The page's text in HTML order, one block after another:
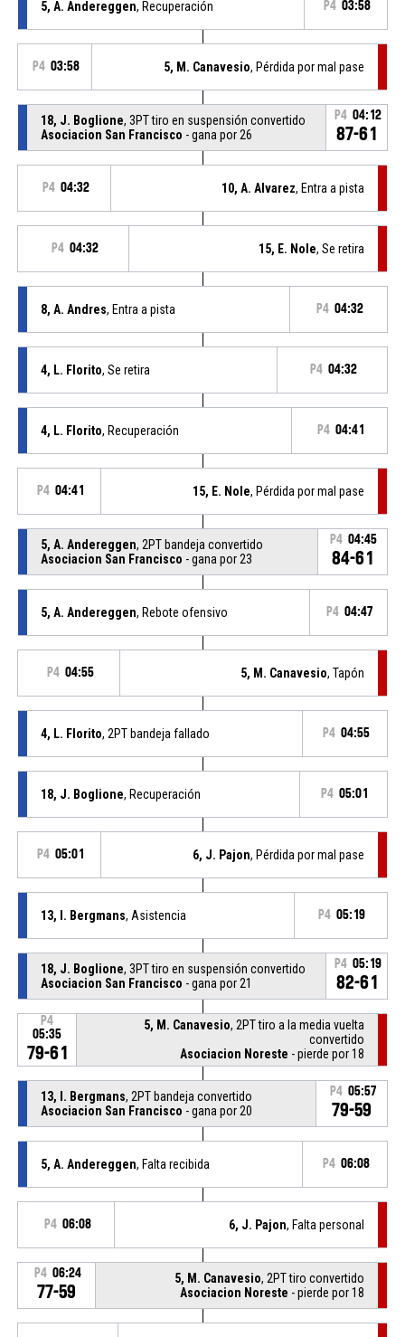
5, A. Andereggen, Recuperación P4 03:58
P4 03:58 5, M. Canavesio, Pérdida por mal pase
18, J. Boglione, 3PT tiro en suspensión convertido
Asociacion San Francisco - gana por 26
P4 04:12
87-61
P4 04:32 10, A. Alvarez, Entra a pista
P4 04:32 15, E. Nole, Se retira
8, A. Andres, Entra a pista P4 04:32
4, L. Florito, Se retira P4 04:32
4, L. Florito, Recuperación P4 04:41
P4 04:41 15, E. Nole, Pérdida por mal pase
5, A. Andereggen, 2PT bandeja convertido
Asociacion San Francisco - gana por 23
P4 04:45
84-61
5, A. Andereggen, Rebote ofensivo P4 04:47
P4 04:55 5, M. Canavesio, Tapón
4, L. Florito, 2PT bandeja fallado P4 04:55
18, J. Boglione, Recuperación P4 05:01
P4 05:01 6, J. Pajon, Pérdida por mal pase
13, I. Bergmans, Asistencia P4 05:19
18, J. Boglione, 3PT tiro en suspensión convertido
Asociacion San Francisco - gana por 21
P4 05:19
82-61
P4
05:35
79-61
5, M. Canavesio, 2PT tiro a la media vuelta
convertido
Asociacion Noreste - pierde por 18
13, I. Bergmans, 2PT bandeja convertido
Asociacion San Francisco - gana por 20
P4 05:57
79-59
5, A. Andereggen, Falta recibida P4 06:08
P4 06:08 6, J. Pajon, Falta personal
P4 06:24
77-59
5, M. Canavesio, 2PT tiro convertido
Asociacion Noreste - pierde por 18